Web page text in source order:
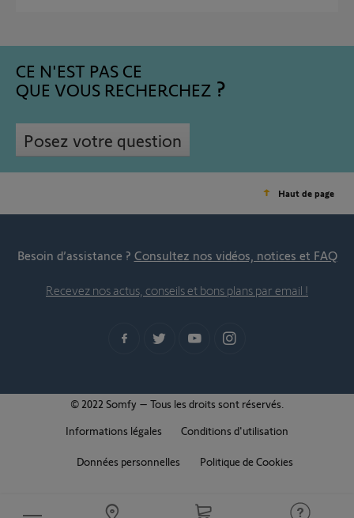
CE N'EST PAS CE
QUE VOUS RECHERCHEZ
Posez votre question
Haut de page
Besoin d’assistance ? Consultez nos vidéos, notices et FAQ
Recevez nos actus, conseils et bons plans par email !
© 2022 Somfy – Tous les droits sont réservés.
Informations légales
Conditions d'utilisation
Données personnelles Politique de Cookies